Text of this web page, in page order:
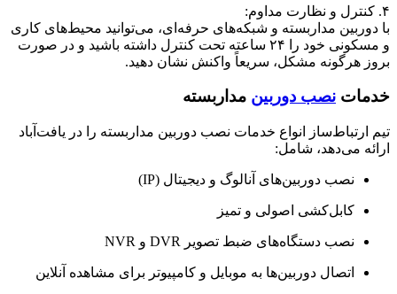
مداربسته و شبکه‌های حرفه‌ای، می‌توانید محیط‌های کاری
و مسکونی خود را ۲۴ ساعته تحت کنترل داشته باشید و در صورت
هرگونه مشکل، سریعاً واکنش نشان دهید.
نصب دوربینمداربسته
انواع خدمات نصب دوربین مداربسته را در یافت‌آباد
می‌دهد، شامل:
نصب دوربین‌های آنالوگ و دیجیتال (IP)
کابل‌کشی اصولی و تمیز
نصب دستگاه‌های ضبط تصویر DVR و NVR
اتصال دوربین‌ها به موبایل و کامپیوتر برای مشاهده آنلاین